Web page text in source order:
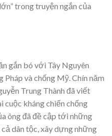
trong truyện ngắn của
gắn bó với Tây Nguyên
Pháp và chống Mỹ. Chín năm
Trung Thành đã viết
cuộc kháng chiến chống
ông đã đề cập tới những
dân tộc, xây dựng những